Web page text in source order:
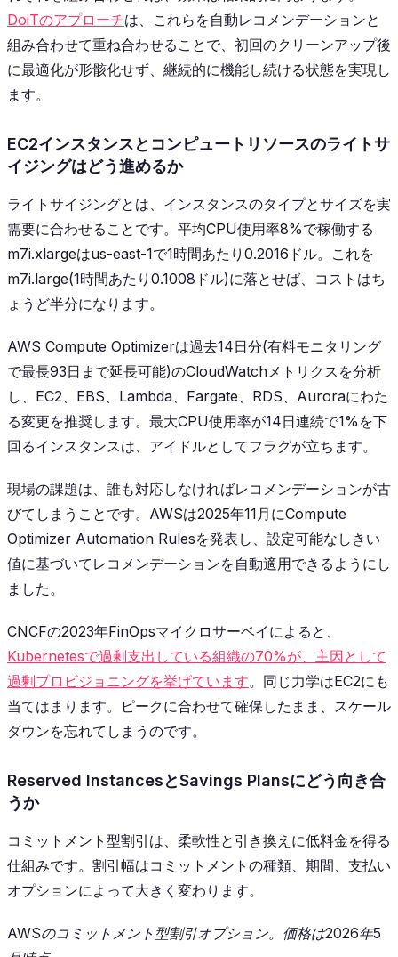
DoiTのアプローチは、これらを自動レコメンデーションと
組み合わせて重ね合わせることで、初回のクリーンアップ後
に最適化が形骸化せず、継続的に機能し続ける状態を実現し
ます。
EC2インスタンスとコンピュートリソースのライトサ
イジングはどう進めるか
ライトサイジングとは、インスタンスのタイプとサイズを実
需要に合わせることです。平均CPU使用率8%で稼働する
m7i.xlargeはus-east-1で1時間あたり0.2016ドル。これを
m7i.large(1時間あたり0.1008ドル)に落とせば、コストはち
ょうど半分になります。
AWS Compute Optimizerは過去14日分(有料モニタリング
で最長93日まで延長可能)のCloudWatchメトリクスを分析
し、EC2、EBS、Lambda、Fargate、RDS、Auroraにわた
る変更を推奨します。最大CPU使用率が14日連続で1%を下
回るインスタンスは、アイドルとしてフラグが立ちます。
現場の課題は、誰も対応しなければレコメンデーションが古
びてしまうことです。AWSは2025年11月にCompute
Optimizer Automation Rulesを発表し、設定可能なしきい
値に基づいてレコメンデーションを自動適用できるようにし
ました。
CNCFの2023年FinOpsマイクロサーベイによると、
Kubernetesで過剰支出している組織の70%が、主因として
過剰プロビジョニングを挙げています。同じ力学はEC2にも
当てはまります。ピークに合わせて確保したまま、スケール
ダウンを忘れてしまうのです。
Reserved InstancesとSavings Plansにどう向き合
うか
コミットメント型割引は、柔軟性と引き換えに低料金を得る
仕組みです。割引幅はコミットメントの種類、期間、支払い
オプションによって大きく変わります。
AWSのコミットメント型割引オプション。価格は2026年5